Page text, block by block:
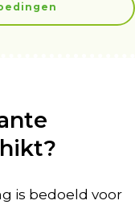
is bedoeld voor